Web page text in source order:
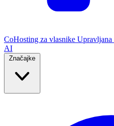
CoHosting za vlasnike Upravljana
AI